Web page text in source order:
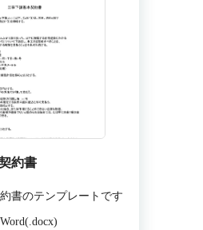
約書
書のテンプレートです